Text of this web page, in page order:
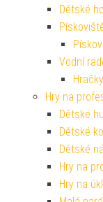
Dětské
Vodní
Hry na
Dětské
Dětské
Dětské
Hry na
Hry na